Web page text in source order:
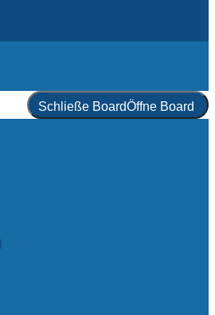
Schließe BoardÖffne Board